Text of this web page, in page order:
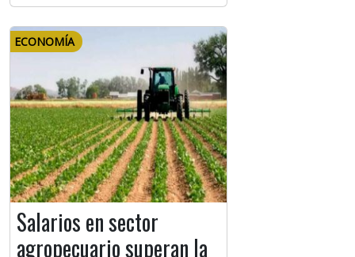
ECONOMÍA
Salarios en sector
agropecuario superan la